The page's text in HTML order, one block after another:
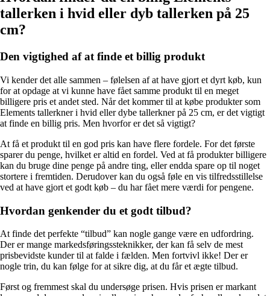
tallerken i hvid eller dyb tallerken på 25
cm?
Den vigtighed af at finde et billig produkt
Vi kender det alle sammen – følelsen af at have gjort et dyrt køb, kun
for at opdage at vi kunne have fået samme produkt til en meget
billigere pris et andet sted. Når det kommer til at købe produkter som
Elements tallerkner i hvid eller dybe tallerkner på 25 cm, er det vigtigt
at finde en billig pris. Men hvorfor er det så vigtigt?
At få et produkt til en god pris kan have flere fordele. For det første
sparer du penge, hvilket er altid en fordel. Ved at få produkter billigere
kan du bruge dine penge på andre ting, eller endda spare op til noget
stortere i fremtiden. Derudover kan du også føle en vis tilfredsstillelse
ved at have gjort et godt køb – du har fået mere værdi for pengene.
Hvordan genkender du et godt tilbud?
At finde det perfekte “tilbud” kan nogle gange være en udfordring.
Der er mange markedsføringssteknikker, der kan få selv de mest
prisbevidste kunder til at falde i fælden. Men fortvivl ikke! Der er
nogle trin, du kan følge for at sikre dig, at du får et ægte tilbud.
Først og fremmest skal du undersøge prisen. Hvis prisen er markant